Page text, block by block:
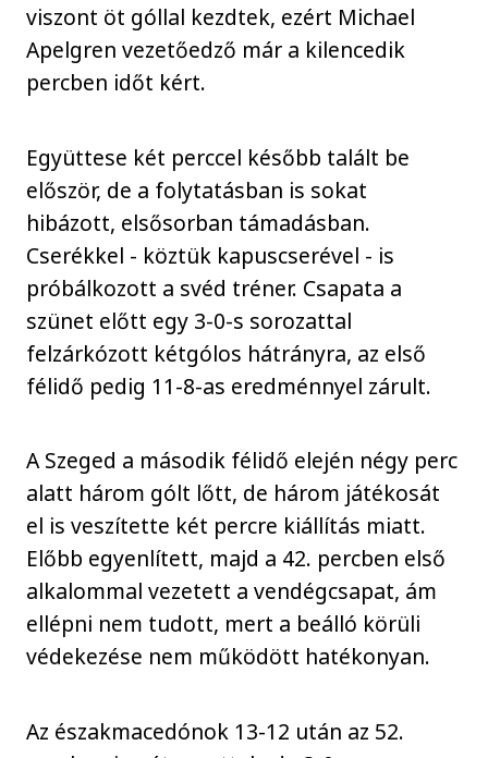
viszont öt góllal kezdtek, ezért Michael
Apelgren vezetőedző már a kilencedik
percben időt kért.
Együttese két perccel később talált be
először, de a folytatásban is sokat
hibázott, elsősorban támadásban.
Cserékkel - köztük kapuscserével - is
próbálkozott a svéd tréner. Csapata a
szünet előtt egy 3-0-s sorozattal
felzárkózott kétgólos hátrányra, az első
félidő pedig 11-8-as eredménnyel zárult.
A Szeged a második félidő elején négy perc
alatt három gólt lőtt, de három játékosát
el is veszítette két percre kiállítás miatt.
Előbb egyenlített, majd a 42. percben első
alkalommal vezetett a vendégcsapat, ám
ellépni nem tudott, mert a beálló körüli
védekezése nem működött hatékonyan.
Az északmacedónok 13-12 után az 52.